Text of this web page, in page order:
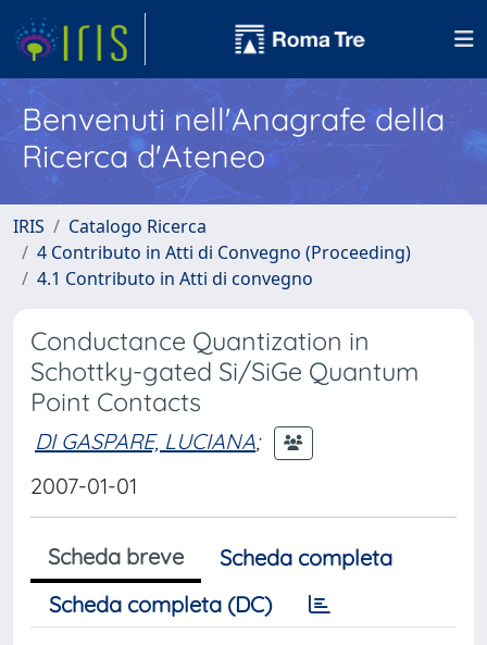
Benvenuti nell'Anagrafe della
Ricerca d'Ateneo
IRIS
Catalogo Ricerca
4 Contributo in Atti di Convegno (Proceeding)
4.1 Contributo in Atti di convegno
Conductance Quantization in
Schottky-gated Si/SiGe Quantum
Point Contacts
DI GASPARE, LUCIANA;
2007-01-01
Scheda breve
Scheda completa
Scheda completa (DC)